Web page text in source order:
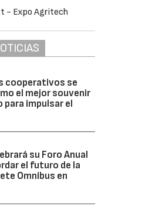
cooperativos se
el mejor souvenir
impulsar el
su Foro Anual
el futuro de la
Omnibus en